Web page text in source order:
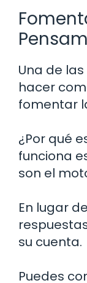
Una de
hacer
fomentar
¿Por qué
funciona
son el
En lugar
su cuenta.
Puedes